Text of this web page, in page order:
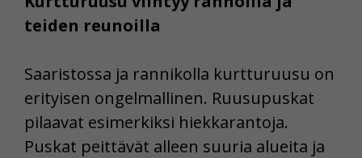
teiden reunoilla
Saaristossa ja rannikolla kurtturuusu on
erityisen ongelmallinen. Ruusupuskat
pilaavat esimerkiksi hiekkarantoja.
Puskat peittävät alleen suuria alueita ja